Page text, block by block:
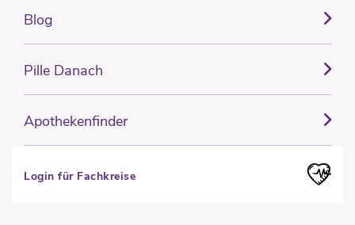
Blog
Pille Danach
Apothekenfinder
Login für Fachkreise